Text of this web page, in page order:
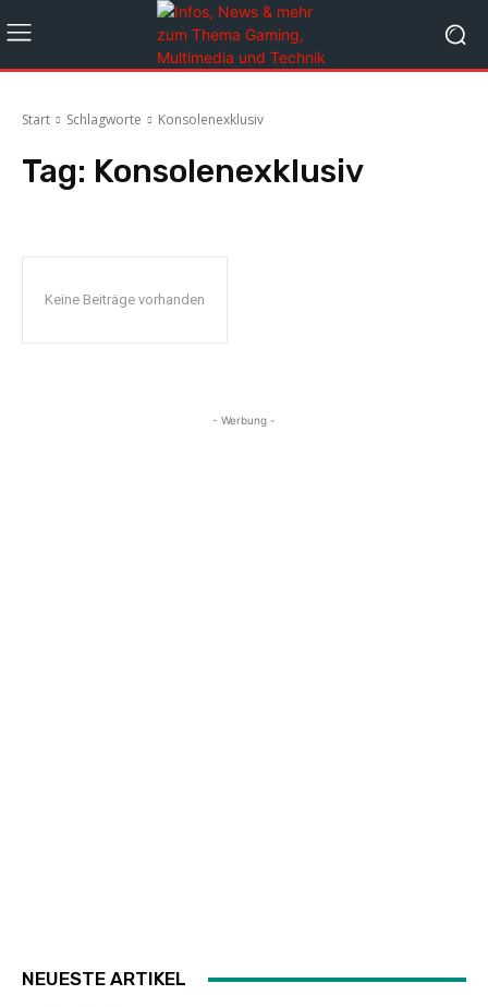
Start Schlagworte Konsolenexklusiv
Tag: Konsolenexklusiv
Keine Beiträge vorhanden
- Werbung -
NEUESTE ARTIKEL